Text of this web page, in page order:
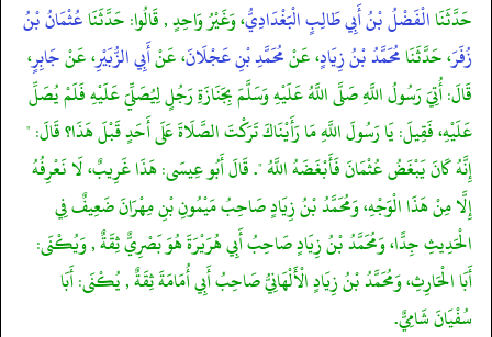
حَدَّثَنَاالْفَضْلُ بْنُ أَبِي طَالِبٍ الْبَغْدَادِيُّ، وَغَيْرُ وَاحِدٍ , قَالُوا: حَدَّثَنَاعُثْمَانُ بْنُ
زُفَرَ، حَدَّثَنَامُحَمَّدُ بْنُ زِيَادٍ، عَنْمُحَمَّدِ بْنِ عَجْلَانَ، عَنْأَبِي الزُّبَيْرِ، عَنْجَابِرٍ،
قَالَ: أُتِيَ رَسُولُ اللَّهِ صَلَّى اللَّهُ عَلَيْهِ وَسَلَّمَ بِجَنَازَةِ رَجُلٍ لِيُصَلِّيَ عَلَيْهِ فَلَمْ يُصَلِّ
عَلَيْهِ، فَقِيلَ: يَا رَسُولَ اللَّهِ مَا رَأَيْنَاكَ تَرَكْتَ الصَّلَاةَ عَلَى أَحَدٍ قَبْلَ هَذَا؟ قَالَ: "
إِنَّهُ كَانَ يَبْغَضُ عُثْمَانَ فَأَبْغَضَهُ اللَّهُ ". قَالَ أَبُو عِيسَى: هَذَا غَرِيبٌ، لَا نَعْرِفُهُ
إِلَّا مِنْ هَذَا الْوَجْهِ، وَمُحَمَّدُ بْنُ زِيَادٍ صَاحِبُ مَيْمُونِ بْنِ مِهْرَانَ ضَعِيفٌ فِي
الْحَدِيثِ جِدًّا، وَمُحَمَّدُ بْنُ زِيَادٍ صَاحِبُ أَبِي هُرَيْرَةَ هُوَ بَصْرِيٌّ ثِقَةٌ , وَيُكْنَى:
أَبَا الْحَارِثِ، وَمُحَمَّدُ بْنُ زِيَادٍ الْأَلْهَانِيُّ صَاحِبُ أَبِي أُمَامَةَ ثِقَةٌ , يُكْنَى: أَبَا
سُفْيَانَ شَامِيٌّ.